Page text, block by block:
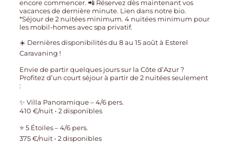
☀️ Dernières disponibilités du 8 au 15 août à Esterel
Caravaning !
Envie de partir quelques jours sur la Côte d’Azur ?
Profitez d’un court séjour à partir de 2 nuitées seulement
:
✨ Villa Panoramique – 4/6 pers.
410 €/nuit • 2 disponibles
⭐ 5 Étoiles – 4/6 pers.
375 €/nuit • 2 disponibles